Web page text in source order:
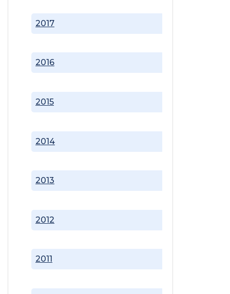
2011
2012
2013
2014
2015
2016
2017